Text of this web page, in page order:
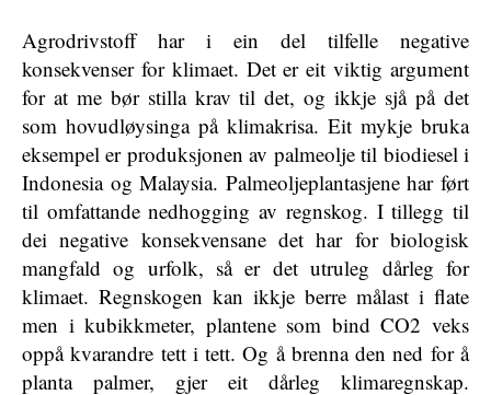
Agrodrivstoff har i ein del tilfelle negative
konsekvenser for klimaet. Det er eit viktig argument
for at me bør stilla krav til det, og ikkje sjå på det
som hovudløysinga på klimakrisa. Eit mykje bruka
eksempel er produksjonen av palmeolje til biodiesel i
Indonesia og Malaysia. Palmeoljeplantasjene har ført
til omfattande nedhogging av regnskog. I tillegg til
dei negative konsekvensane det har for biologisk
mangfald og urfolk, så er det utruleg dårleg for
klimaet. Regnskogen kan ikkje berre målast i flate
men i kubikkmeter, plantene som bind CO2 veks
oppå kvarandre tett i tett. Og å brenna den ned for å
planta palmer, gjer eit dårleg klimaregnskap.